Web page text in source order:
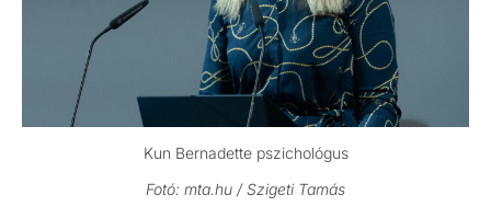
Kun Bernadette pszichológus
Fotó: mta.hu / Szigeti Tamás